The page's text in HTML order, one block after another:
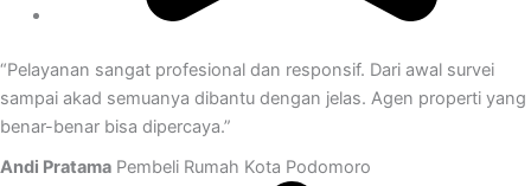
“Pelayanan sangat profesional dan responsif. Dari awal survei
sampai akad semuanya dibantu dengan jelas. Agen properti yang
benar-benar bisa dipercaya.”
Andi Pratama Pembeli Rumah Kota Podomoro